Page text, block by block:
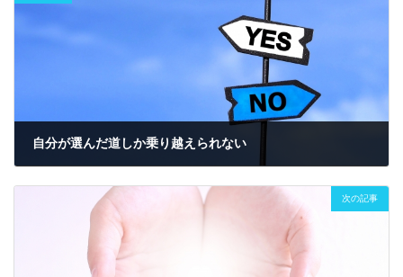
自分が選んだ道しか乗り越えられない
次の記事